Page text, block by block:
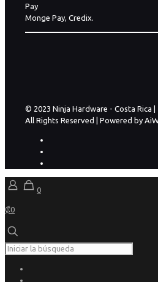
Pay
Monge Pay, Credix.
© 2023 Ninja Hardware - Costa Rica |
All Rights Reserved | Powered by
0
₡0